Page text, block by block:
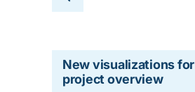
New visualizations for
project overview